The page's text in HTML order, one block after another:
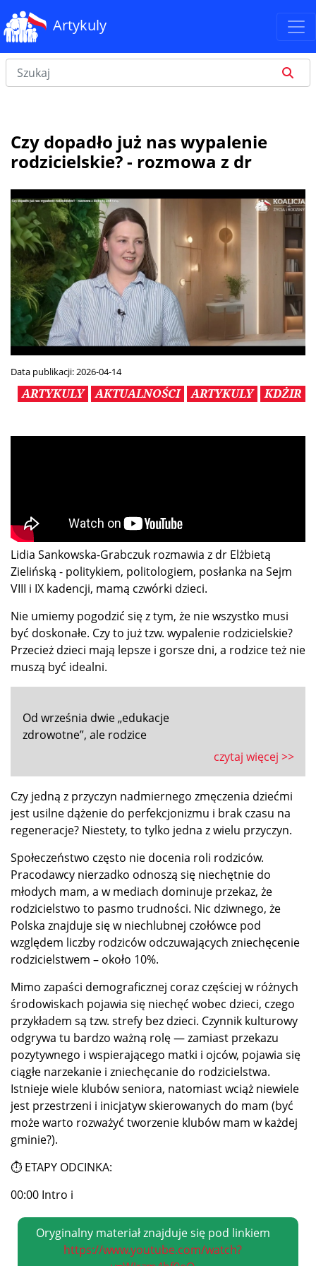
Artykuly
Czy dopadło już nas wypalenie
rodzicielskie? - rozmowa z dr
Data publikacji:2026-04-14
ARTYKULY AKTUALNOŚCI ARTYKULY KDŻIR
Lidia Sankowska-Grabczuk rozmawia z dr Elżbietą
Zielińską - politykiem, politologiem, posłanka na Sejm
VIII i IX kadencji, mamą czwórki dzieci.
Nie umiemy pogodzić się z tym, że nie wszystko musi
być doskonałe. Czy to już tzw. wypalenie rodzicielskie?
Przecież dzieci mają lepsze i gorsze dni, a rodzice też nie
muszą być idealni.
Od września dwie „edukacje
zdrowotne”, ale rodzice
czytaj więcej >>
Czy jedną z przyczyn nadmiernego zmęczenia dziećmi
jest usilne dążenie do perfekcjonizmu i brak czasu na
regeneracje? Niestety, to tylko jedna z wielu przyczyn.
Społeczeństwo często nie docenia roli rodziców.
Pracodawcy nierzadko odnoszą się niechętnie do
młodych mam, a w mediach dominuje przekaz, że
rodzicielstwo to pasmo trudności. Nic dziwnego, że
Polska znajduje się w niechlubnej czołówce pod
względem liczby rodziców odczuwających zniechęcenie
rodzicielstwem – około 10%.
Mimo zapaści demograficznej coraz częściej w różnych
środowiskach pojawia się niechęć wobec dzieci, czego
przykładem są tzw. strefy bez dzieci. Czynnik kulturowy
odgrywa tu bardzo ważną rolę — zamiast przekazu
pozytywnego i wspierającego matki i ojców, pojawia się
ciągłe narzekanie i zniechęcanie do rodzicielstwa.
Istnieje wiele klubów seniora, natomiast wciąż niewiele
jest przestrzeni i inicjatyw skierowanych do mam (być
może warto rozważyć tworzenie klubów mam w każdej
gminie?).
⏱ ETAPY ODCINKA:
00:00 Intro i
Oryginalny materiał znajduje się pod linkiem
https://www.youtube.com/watch?